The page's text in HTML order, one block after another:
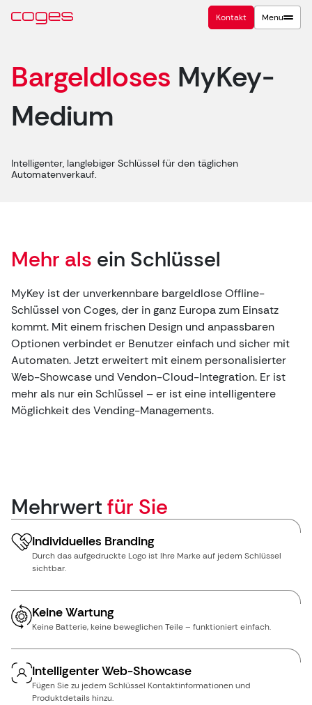
Kontakt Menu
Bargeldloses MyKey-
Medium
Intelligenter, langlebiger Schlüssel für den täglichen
Automatenverkauf.
Mehr als ein Schlüssel
MyKey ist der unverkennbare bargeldlose Offline-
Schlüssel von Coges, der in ganz Europa zum Einsatz
kommt. Mit einem frischen Design und anpassbaren
Optionen verbindet er Benutzer einfach und sicher mit
Automaten. Jetzt erweitert mit einem personalisierter
Web-Showcase und Vendon-Cloud-Integration. Er ist
mehr als nur ein Schlüssel – er ist eine intelligentere
Möglichkeit des Vending-Managements.
Mehrwert für Sie
Individuelles Branding
Durch das aufgedruckte Logo ist Ihre Marke auf jedem Schlüssel
sichtbar.
Keine Wartung
Keine Batterie, keine beweglichen Teile – funktioniert einfach.
Intelligenter Web-Showcase
Fügen Sie zu jedem Schlüssel Kontaktinformationen und
Produktdetails hinzu.